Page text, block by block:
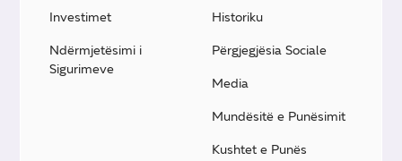
Investimet
Ndërmjetësimi i
Sigurimeve
Historiku
Përgjegjësia Sociale
Media
Mundësitë e Punësimit
Kushtet e Punës